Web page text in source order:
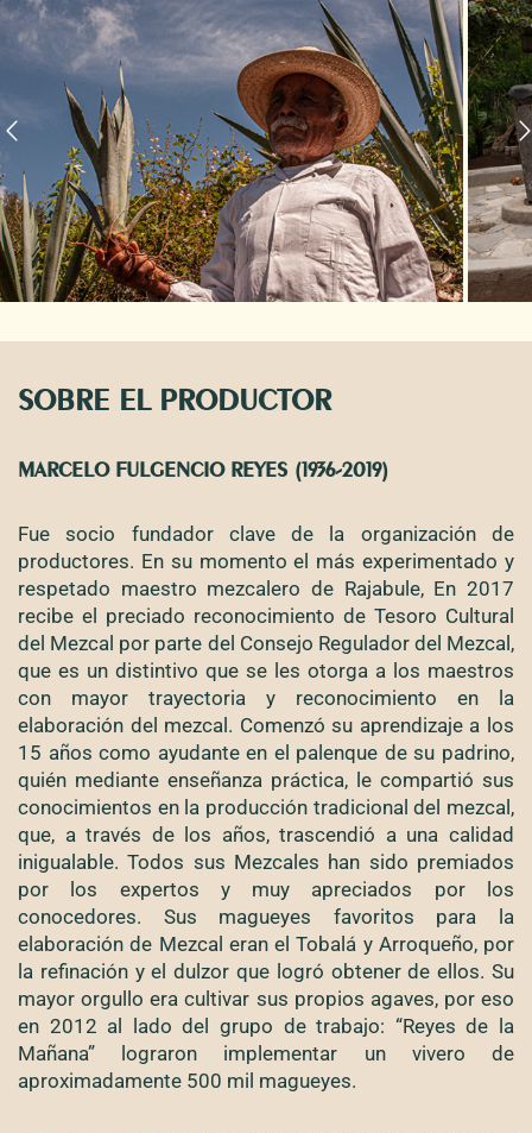
SOBRE EL PRODUCTOR
MARCELO FULGENCIO REYES (1936-2019)
Fue socio fundador clave de la organización de
productores. En su momento el más experimentado y
respetado maestro mezcalero de Rajabule, En 2017
recibe el preciado reconocimiento de Tesoro Cultural
del Mezcal por parte del Consejo Regulador del Mezcal,
que es un distintivo que se les otorga a los maestros
con mayor trayectoria y reconocimiento en la
elaboración del mezcal. Comenzó su aprendizaje a los
15 años como ayudante en el palenque de su padrino,
quién mediante enseñanza práctica, le compartió sus
conocimientos en la producción tradicional del mezcal,
que, a través de los años, trascendió a una calidad
inigualable. Todos sus Mezcales han sido premiados
por los expertos y muy apreciados por los
conocedores. Sus magueyes favoritos para la
elaboración de Mezcal eran el Tobalá y Arroqueño, por
la refinación y el dulzor que logró obtener de ellos. Su
mayor orgullo era cultivar sus propios agaves, por eso
en 2012 al lado del grupo de trabajo: “Reyes de la
Mañana” lograron implementar un vivero de
aproximadamente 500 mil magueyes.